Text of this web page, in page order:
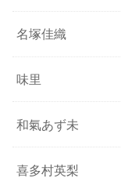
名塚佳織
味里
和氣あず未
喜多村英梨